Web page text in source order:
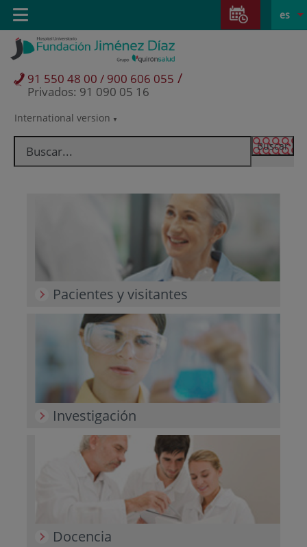
Saltar al contenido
Saltar
contenido
Selector
idioma
activo
es
International version
91 550 48 00 / 900 606 055 /
Privados: 91 090 05 16
Toggle
navigation
Pacientes y visitantes
Investigación
Docencia